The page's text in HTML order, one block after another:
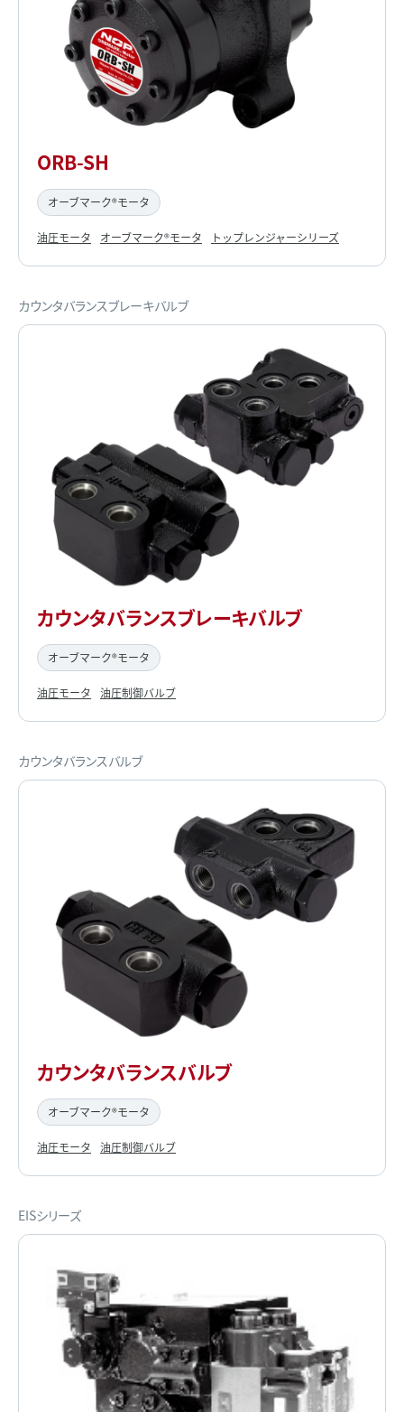
ORB-SH
オーブマーク®モータ
油圧モータ オーブマーク®モータ トップレンジャーシリーズ
カウンタバランスブレーキバルブ
カウンタバランスブレーキバルブ
オーブマーク®モータ
油圧モータ 油圧制御バルブ
カウンタバランスバルブ
カウンタバランスバルブ
オーブマーク®モータ
油圧モータ 油圧制御バルブ
EISシリーズ